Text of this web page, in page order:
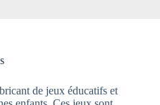
de jeux éducatifs et